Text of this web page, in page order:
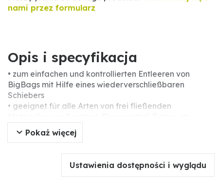
nami przez formularz
Opis i specyfikacja
• zum einfachen und kontrollierten Entleeren von
BigBags mit Hilfe eines wiederverschließbaren
Schiebers
• geeignet für alle Arten von frei fließenden
• nicht gebrauchtes Material verbleibt im BigBag,
somit keinerlei Verschwendung
Säcke montiert werden - die integrierten Klingen
schneiden das Loch beim Eindrehen selbst in den
Pokaż więcej
Ustawienia dostępności i wyglądu